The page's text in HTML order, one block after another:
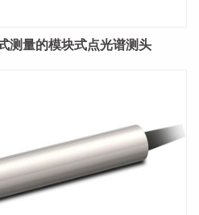
测量的模块式点光谱测头